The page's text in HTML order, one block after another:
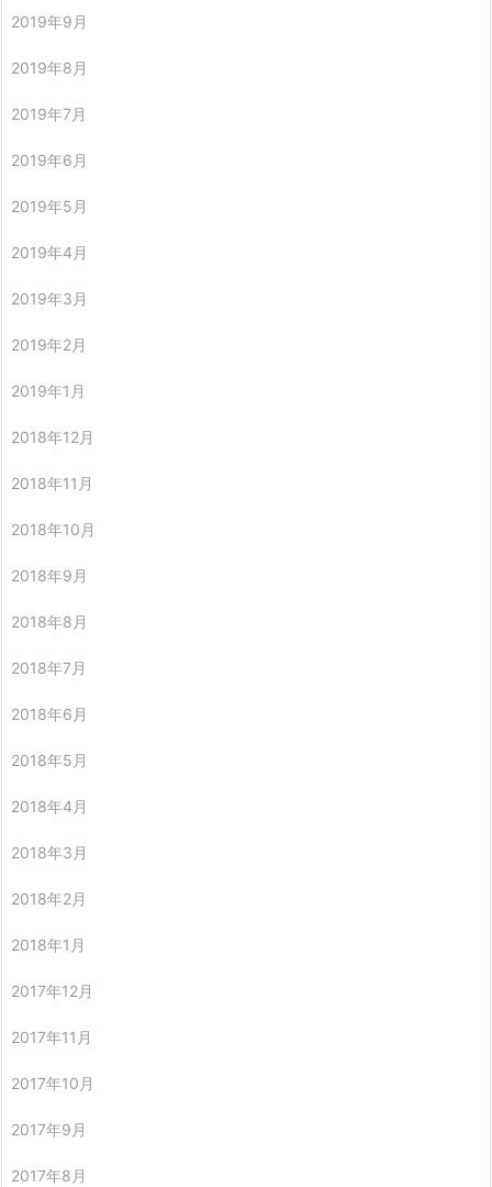
2019年9月
2019年8月
2019年7月
2019年6月
2019年5月
2019年4月
2019年3月
2019年2月
2019年1月
2018年12月
2018年11月
2018年10月
2018年9月
2018年8月
2018年7月
2018年6月
2018年5月
2018年4月
2018年3月
2018年2月
2018年1月
2017年12月
2017年11月
2017年10月
2017年9月
2017年8月